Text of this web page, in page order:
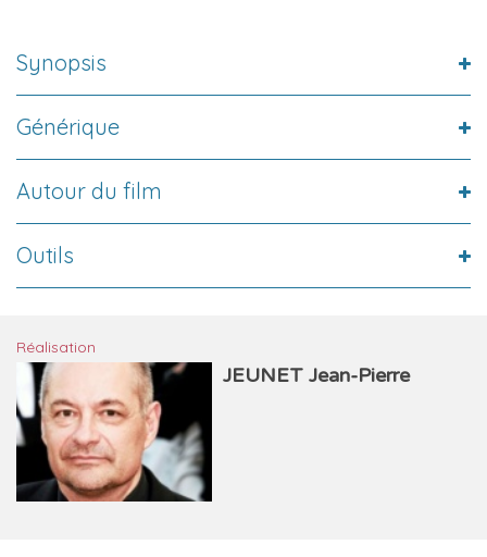
Synopsis
Générique
Autour du film
Outils
Réalisation
JEUNET Jean-Pierre